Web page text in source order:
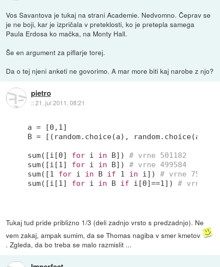
Vos Savantova je tukaj na strani Academie. Nedvomno. Čeprav se
je ne boji, kar je izpričala v preteklosti, ko je pretepla samega
Paula Erdosa ko mačka, na Monty Hall.
Še en argument za piflarje torej.
Da o tej njeni anketi ne govorimo. A mar more biti kaj narobe z njo?
pietro
::21. jul 2011, 08:21
a = [0 , 1]
B = [(random.choice(a), random.choice(a))
sum([i[0] for i in B]) # vrne 501182
sum([i[1] for i in B]) # vrne 499584
sum([1 for i in B if 1 in i]) # vrne 750750
sum([i[1] for i in B if i[0]==1]) # vrne
Tukaj tud pride priblizno 1/3 (deli zadnjo vrsto s predzadnjo). Ne
vem zakaj, ampak sumim, da se Thomas nagiba v smer kmetov
. Zgleda, da bo treba se malo razmislit ...